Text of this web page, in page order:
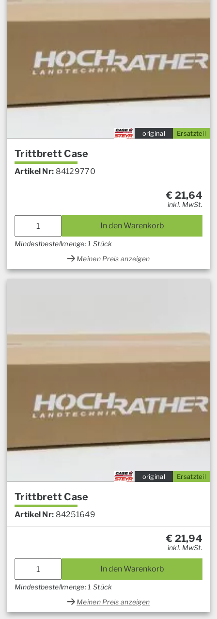
Ersatzteil
original
Trittbrett Case
Artikel Nr: 84129770
€ 21,64
inkl. MwSt.
In den Warenkorb
Mindestbestellmenge: 1 Stück
Meinen Preis anzeigen
Ersatzteil
original
Trittbrett Case
Artikel Nr: 84251649
€ 21,94
inkl. MwSt.
In den Warenkorb
Mindestbestellmenge: 1 Stück
Meinen Preis anzeigen